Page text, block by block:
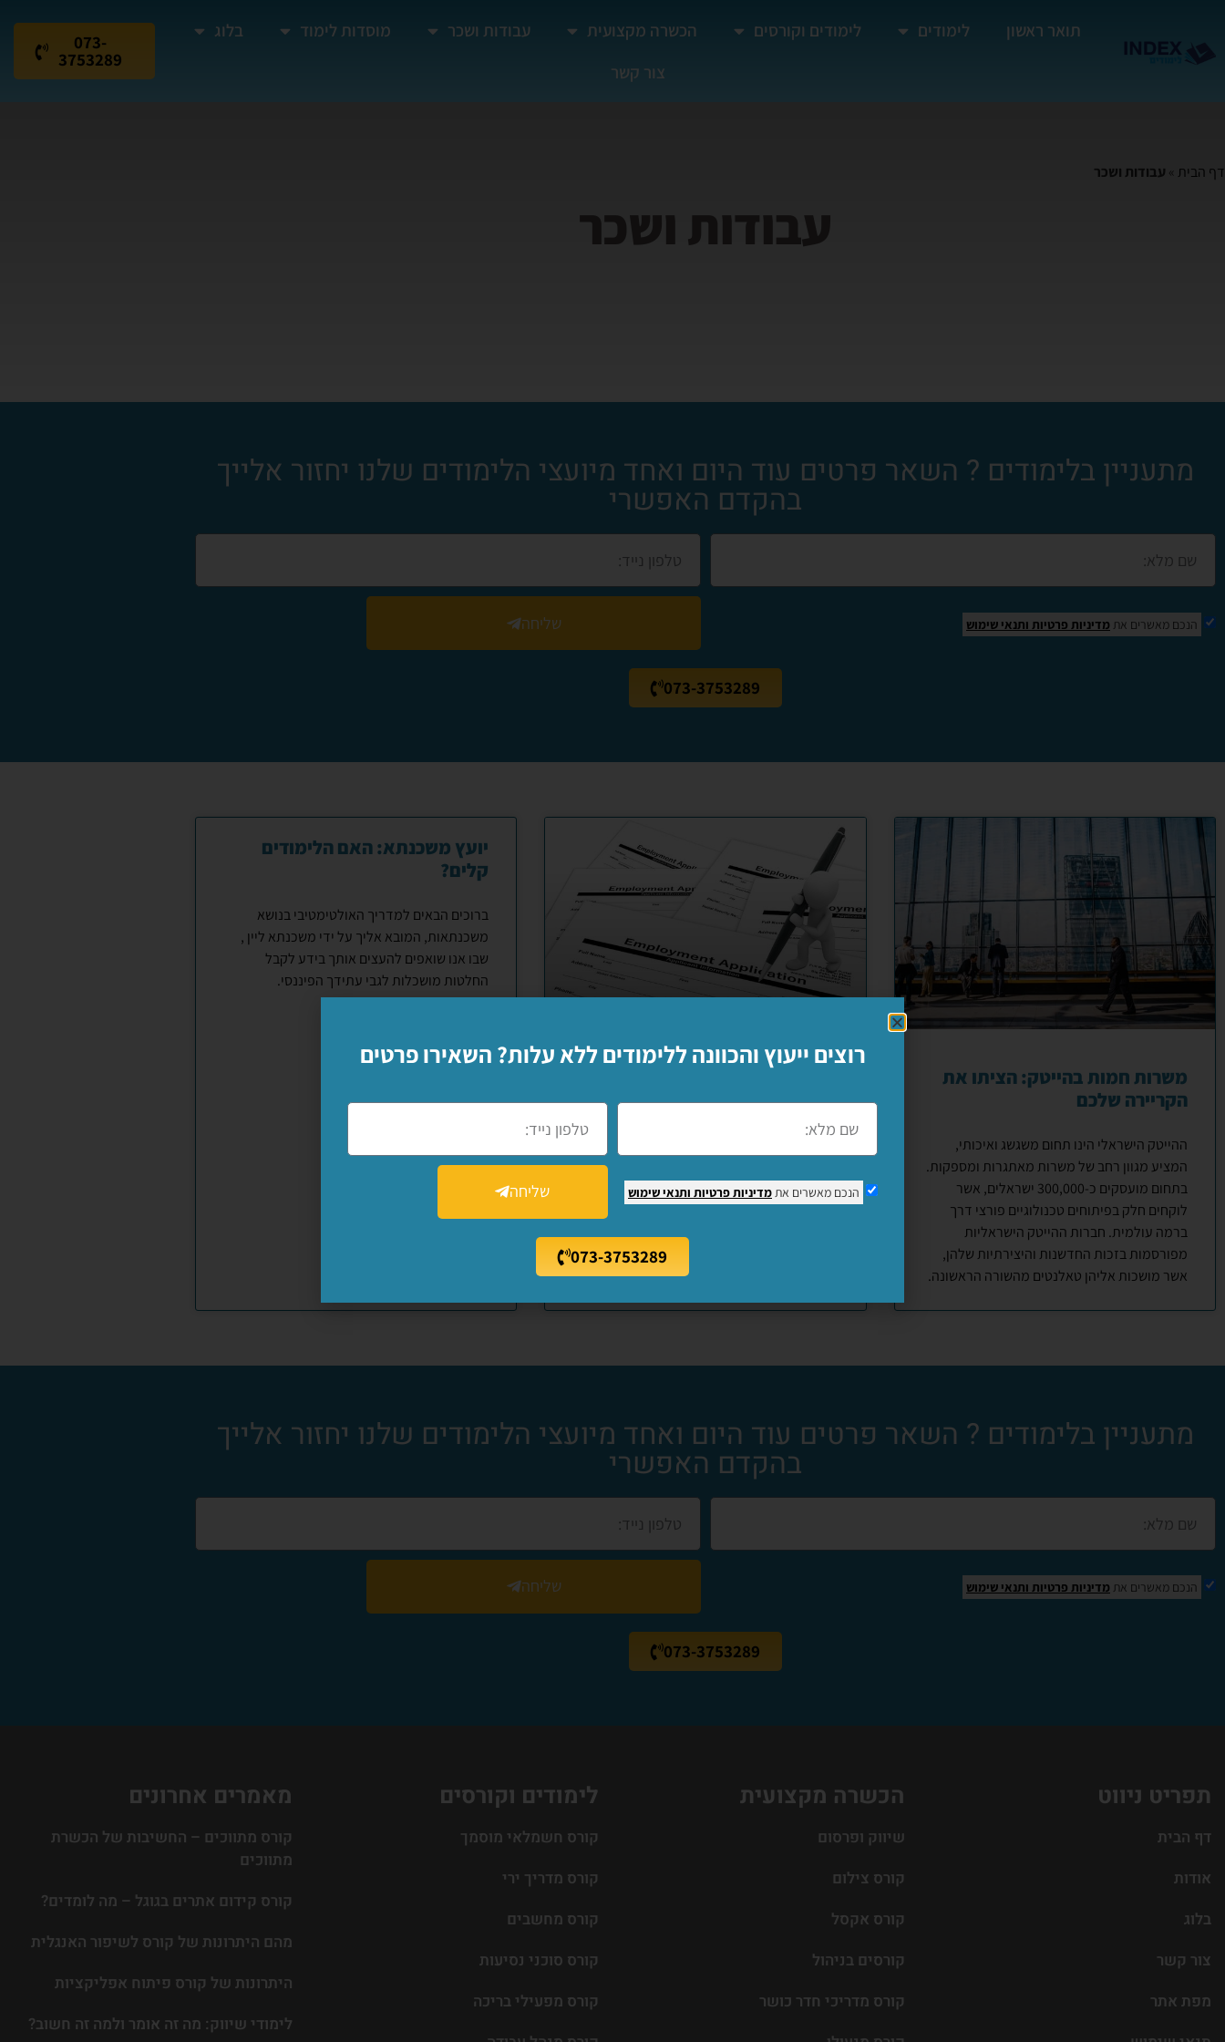
תואר ראשון לימודים לימודים וקורסים הכשרה מקצועית עבודות ושכר מוסדות לימוד
בלוג
צור קשר
073-
3753289
דף הבית » עבודות ושכר
עבודות ושכר
מתעניין בלימודים ? השאר פרטים עוד היום ואחד מיועצי הלימודים שלנו יחזור אלייך
בהקדם האפשרי
הנכם מאשרים את מדיניות פרטיות ותנאי שימוש שליחה
073-3753289
משרות חמות בהייטק: הציתו את
הקריירה שלכם
ההייטק הישראלי הינו תחום משגשג ואיכותי,
המציע מגוון רחב של משרות מאתגרות ומספקות.
בתחום מועסקים כ-300,000 ישראלים, אשר
לוקחים חלק בפיתוחים טכנולוגיים פורצי דרך
ברמה עולמית. חברות ההייטק הישראליות
מפורסמות בזכות החדשנות והיצירתיות שלהן,
אשר מושכות אליהן טאלנטים מהשורה הראשונה.
מועמד לתפקיד בכיר? שפר
הופעתך ברשת
יועץ משכנתא: האם הלימודים
קלים?
ברוכים הבאים למדריך האולטימטיבי בנושא
משכנתאות, המובא אליך על ידי משכנתא ליין ,
שבו אנו שואפים להעצים אותך בידע לקבל
החלטות מושכלות לגבי עתידך הפיננסי.
מתעניין בלימודים ? השאר פרטים עוד היום ואחד מיועצי הלימודים שלנו יחזור אלייך
בהקדם האפשרי
הנכם מאשרים את מדיניות פרטיות ותנאי שימוש שליחה
073-3753289
תפריט ניווט
דף הבית
אודות
בלוג
צור קשר
מפת אתר
הכשרה מקצועית
שיווק ופרסום
קורס צילום
קורס אקסל
קורסים בניהול
קורס מדריכי חדר כושר
לימודים וקורסים
קורס חשמלאי מוסמך
קורס מדריך ירי
קורס מחשבים
קורס סוכני נסיעות
קורס מפעילי בריכה
מאמרים אחרונים
קורס מתווכים – החשיבות של הכשרת
מתווכים
קורס קידום אתרים בגוגל – מה לומדים?
מהם היתרונות של קורס לשיפור האנגלית
היתרונות של קורס פיתוח אפליקציות
לימודי שיווק: מה זה אומר ולמה זה חשוב?
רוצים ייעוץ והכוונה ללימודים ללא עלות? השאירו פרטים
הנכם מאשרים אתמדיניות פרטיות ותנאי שימוש שליחה
073-3753289